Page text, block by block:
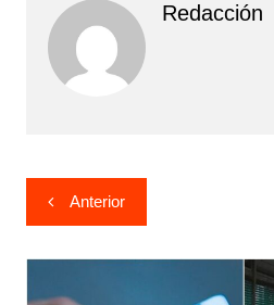
Redacción
Navegación
de
entradas
Anterior